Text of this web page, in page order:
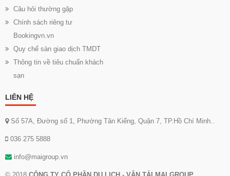
Câu hỏi thường gặp
Chính sách riêng tư
Bookingvn.vn
Quy chế sàn giao dịch TMDT
Thông tin về tiêu chuẩn khách
sạn
LIÊN HỆ
Số 57A, Đường số 1, Phường Tân Kiểng, Quận 7, TP.Hồ Chí Minh..
036 275 5888
info@maigroup.vn